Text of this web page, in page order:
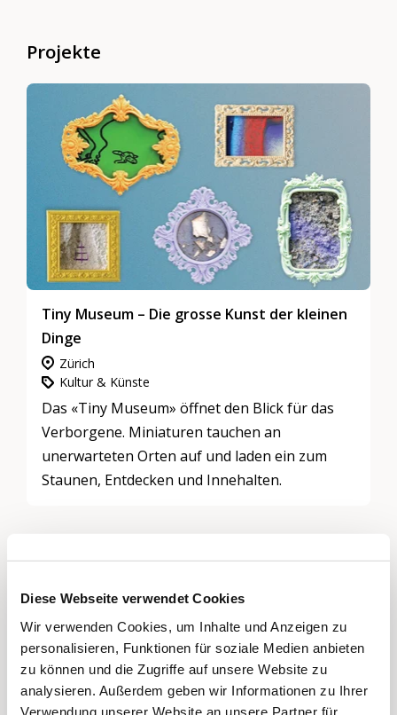
Diese Webseite verwendet Cookies
Wir verwenden Cookies, um Inhalte und Anzeigen zu
personalisieren, Funktionen für soziale Medien anbieten
zu können und die Zugriffe auf unsere Website zu
analysieren. Außerdem geben wir Informationen zu Ihrer
Verwendung unserer Website an unsere Partner für
Projekte
Tiny Museum – Die grosse Kunst der kleinen
Dinge
Zürich
Kultur & Künste
Das «Tiny Museum» öffnet den Blick für das
Verborgene. Miniaturen tauchen an
unerwarteten Orten auf und laden ein zum
Staunen, Entdecken und Innehalten.
Veranstaltungen